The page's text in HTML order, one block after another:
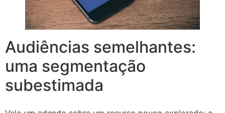
Audiências semelhantes:
uma segmentação
subestimada